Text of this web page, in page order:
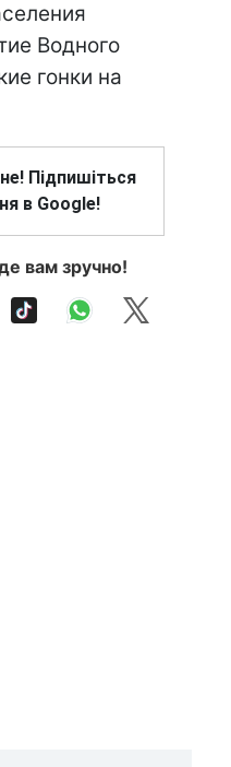
Водного
гонки на
Підпишіться
в Google!
вам зручно!